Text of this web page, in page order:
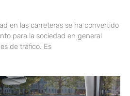
en las carreteras se ha convertido
para la sociedad en general
de tráfico. Es